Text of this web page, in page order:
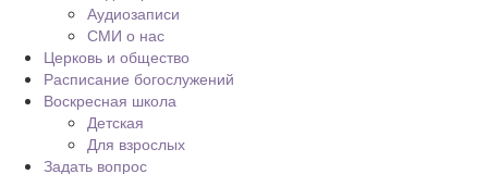
Аудиозаписи
СМИ о нас
Церковь и общество
Расписание богослужений
Воскресная школа
Детская
Для взрослых
Задать вопрос